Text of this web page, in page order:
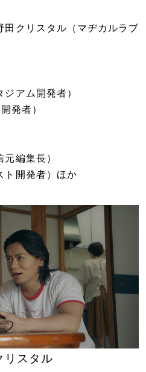
田クリスタル（マヂカルラブ
アム開発者）
発者）
編集長）
ト開発者）ほか
リスタル